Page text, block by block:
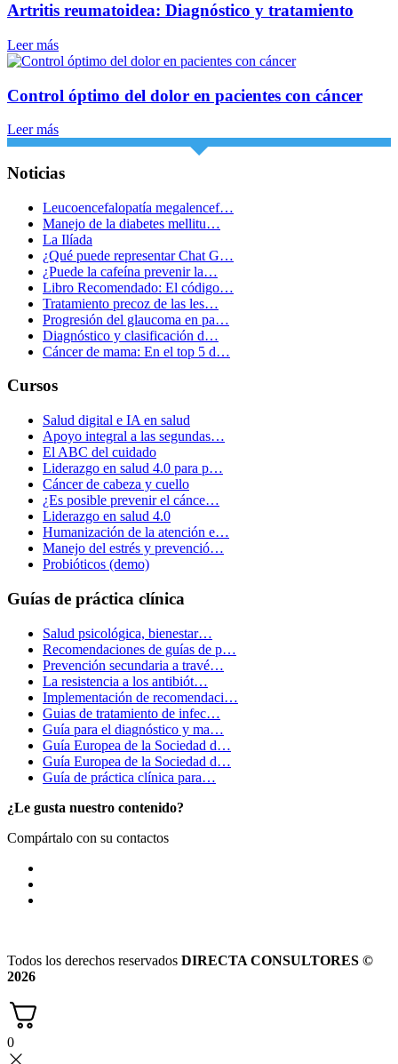
Artritis reumatoidea: Diagnóstico y tratamiento
Leer más
Control óptimo del dolor en pacientes con cáncer
Leer más
Noticias
Leucoencefalopatía megalencef…
Manejo de la diabetes mellitu…
La Ilíada
¿Qué puede representar Chat G…
¿Puede la cafeína prevenir la…
Libro Recomendado: El código…
Tratamiento precoz de las les…
Progresión del glaucoma en pa…
Diagnóstico y clasificación d…
Cáncer de mama: En el top 5 d…
Cursos
Salud digital e IA en salud
Apoyo integral a las segundas…
El ABC del cuidado
Liderazgo en salud 4.0 para p…
Cáncer de cabeza y cuello
¿Es posible prevenir el cánce…
Liderazgo en salud 4.0
Humanización de la atención e…
Manejo del estrés y prevenció…
Probióticos (demo)
Guías de práctica clínica
Salud psicológica, bienestar…
Recomendaciones de guías de p…
Prevención secundaria a travé…
La resistencia a los antibiót…
Implementación de recomendaci…
Guias de tratamiento de infec…
Guía para el diagnóstico y ma…
Guía Europea de la Sociedad d…
Guía Europea de la Sociedad d…
Guía de práctica clínica para…
¿Le gusta nuestro contenido?
Compártalo con su contactos
Todos los derechos reservados DIRECTA CONSULTORES ©
2026
0